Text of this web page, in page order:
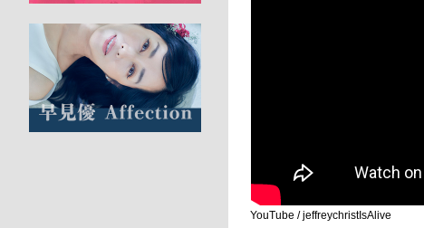
YouTube / jeffreychristIsAlive